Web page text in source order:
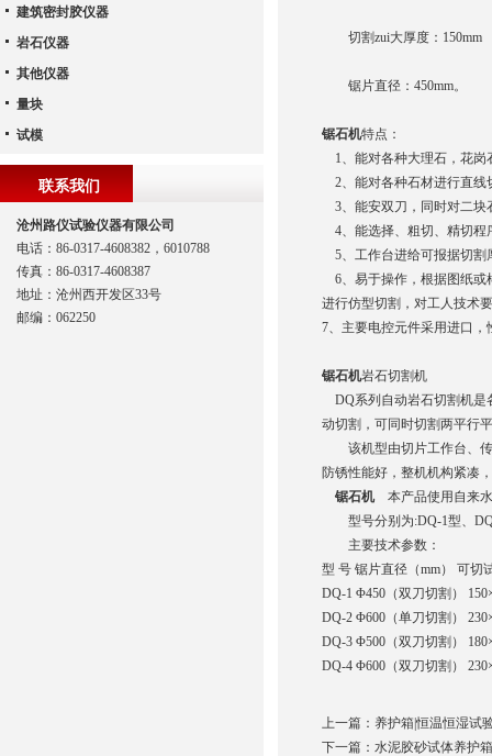
切割zui大厚度：150mm
锯片直径：450mm。
锯石机特点：
1、能对各种大理石，花岗
2、能对各种石材进行直线
3、能安双刀，同时对二块
4、能选择、粗切、精切程
5、工作台进给可报据切割
6、易于操作，根据图纸或
进行仿型切割，对工人技术
7、主要电控元件采用进口，
锯石机岩石切割机
DQ系列自动岩石切割机是
动切割，可同时切割两平行
该机型由切片工作台、传
防锈性能好，整机机构紧凑
锯石机本产品使用自来
型号分别为:DQ-1型、
主要技术参数：
型 号 锯片直径（mm） 可切
DQ-1 Φ450（双刀切割）
DQ-2 Φ600（单刀切割）
DQ-3 Φ500（双刀切割）
DQ-4 Φ600（双刀切割）
上一篇： 养护箱|恒温恒湿试
下一篇： 水泥胶砂试体养护箱
建筑密封胶仪器
岩石仪器
其他仪器
量块
试模
联系我们
沧州路仪试验仪器有限公司
电话：86-0317-4608382，6010788
传真：86-0317-4608387
地址：沧州西开发区33号
邮编：062250